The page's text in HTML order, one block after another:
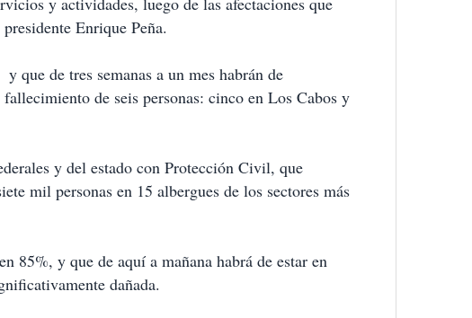
Enrique Peña.
que de tres semanas a un mes habrán de
de seis personas: cinco en Los Cabos y
y del estado con Protección Civil, que
mil personas en 15 albergues de los sectores más
85%, y que de aquí a mañana habrá de estar en
dañada.